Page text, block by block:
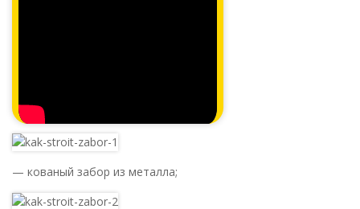
— кованый забор из металла;